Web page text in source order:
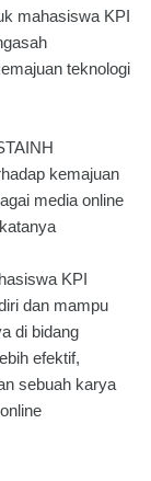
mahasiswa KPI
teknologi
kemajuan
media online
KPI
dan mampu
di bidang
efektif,
sebuah karya